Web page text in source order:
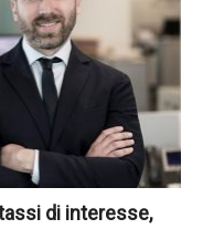
di interesse,